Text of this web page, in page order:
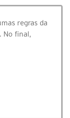
regras da
No final,